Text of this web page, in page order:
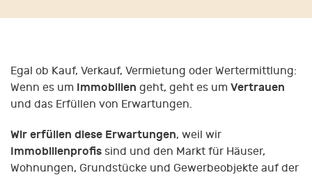
Egal ob Kauf, Verkauf, Vermietung oder Wertermittlung:
Wenn es um Immobilien geht, geht es um Vertrauen
und das Erfüllen von Erwartungen.
Wir erfüllen diese Erwartungen, weil wir
Immobilienprofis sind und den Markt für Häuser,
Wohnungen, Grundstücke und Gewerbeobjekte auf der